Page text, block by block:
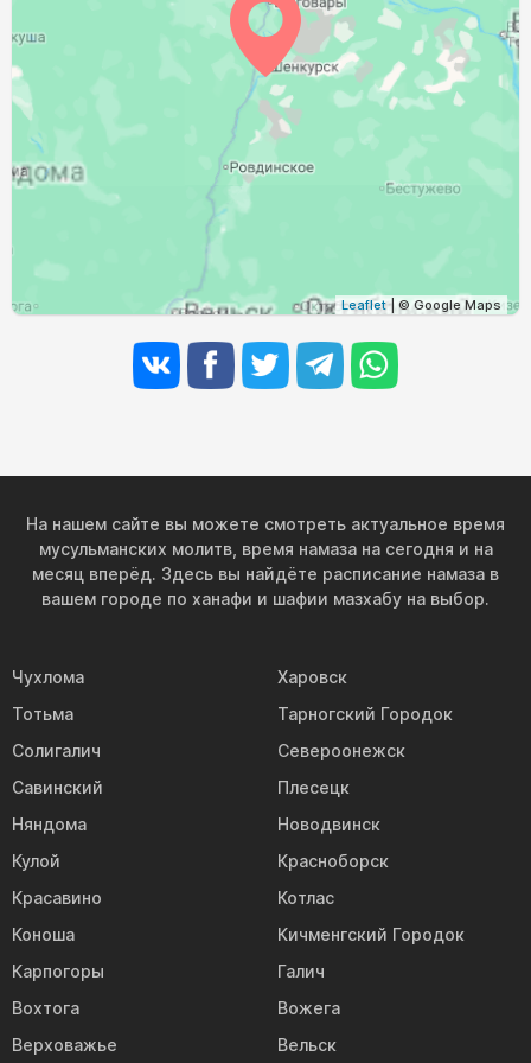
Leaflet| © Google Maps
На нашем сайте вы можете смотреть актуальное время
мусульманских молитв, время намаза на сегодня и на
месяц вперёд. Здесь вы найдёте расписание намаза в
вашем городе по ханафи и шафии мазхабу на выбор.
Чухлома
Харовск
Тотьма
Тарногский Городок
Солигалич
Североонежск
Савинский
Плесецк
Няндома
Новодвинск
Кулой
Красноборск
Красавино
Котлас
Коноша
Кичменгский Городок
Карпогоры
Галич
Вохтога
Вожега
Верховажье
Вельск